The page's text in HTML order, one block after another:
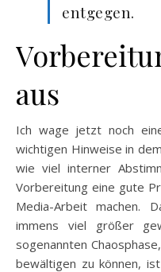
entgegen.
aus
Ich wage jetzt noch
wichtigen Hinweise in
wie viel interner
Vorbereitung eine gute
Media-Arbeit machen.
immens viel größer
sogenannten
bewältigen zu können,